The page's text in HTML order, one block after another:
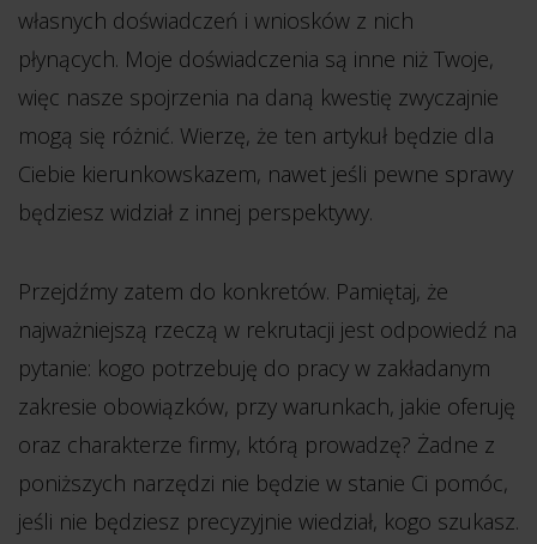
własnych doświadczeń i wniosków z nich
płynących. Moje doświadczenia są inne niż Twoje,
więc nasze spojrzenia na daną kwestię zwyczajnie
mogą się różnić. Wierzę, że ten artykuł będzie dla
Ciebie kierunkowskazem, nawet jeśli pewne sprawy
będziesz widział z innej perspektywy.
Przejdźmy zatem do konkretów. Pamiętaj, że
najważniejszą rzeczą w rekrutacji jest odpowiedź na
pytanie: kogo potrzebuję do pracy w zakładanym
zakresie obowiązków, przy warunkach, jakie oferuję
oraz charakterze firmy, którą prowadzę? Żadne z
poniższych narzędzi nie będzie w stanie Ci pomóc,
jeśli nie będziesz precyzyjnie wiedział, kogo szukasz.